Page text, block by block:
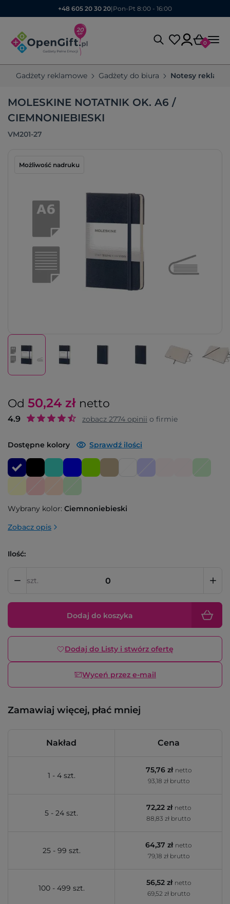
+48 605 20 30 20| Pon-Pt 8:00 - 16:00
0
Gadżety reklamowe Gadżety do biura Notesy
MOLESKINE NOTATNIK OK. A6 /
CIEMNONIEBIESKI
VM201-27
Możliwość nadruku
Od 50,24 zł netto
4.9 zobacz 2774 opinii o firmie
Dostępne kolory Sprawdź ilości
Wybrany kolor: Ciemnoniebieski
Zobacz opis
Ilość:
szt.
Dodaj do koszyka
Dodaj do Listy i stwórz ofertę
Wyceń przez e-mail
Zamawiaj więcej, płać mniej
Nakład Cena
1 - 4 szt.
75,76 zł netto
93,18 zł brutto
5 - 24 szt.
72,22 zł netto
88,83 zł brutto
25 - 99 szt.
64,37 zł netto
79,18 zł brutto
100 - 499 szt.
56,52 zł netto
69,52 zł brutto